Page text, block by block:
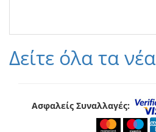
Δείτε όλα τα νέα
Ασφαλείς Συναλλαγές: